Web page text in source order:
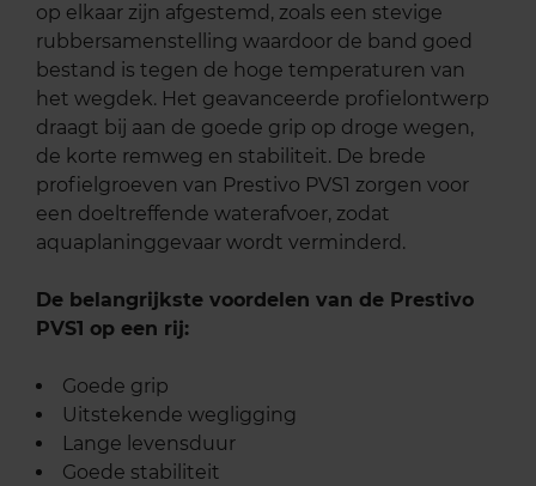
op elkaar zijn afgestemd, zoals een stevige
rubbersamenstelling waardoor de band goed
bestand is tegen de hoge temperaturen van
het wegdek. Het geavanceerde profielontwerp
draagt bij aan de goede grip op droge wegen,
de korte remweg en stabiliteit. De brede
profielgroeven van Prestivo PVS1 zorgen voor
een doeltreffende waterafvoer, zodat
aquaplaninggevaar wordt verminderd.
De belangrijkste voordelen van de Prestivo
PVS1 op een rij:
Goede grip
Uitstekende wegligging
Lange levensduur
Goede stabiliteit